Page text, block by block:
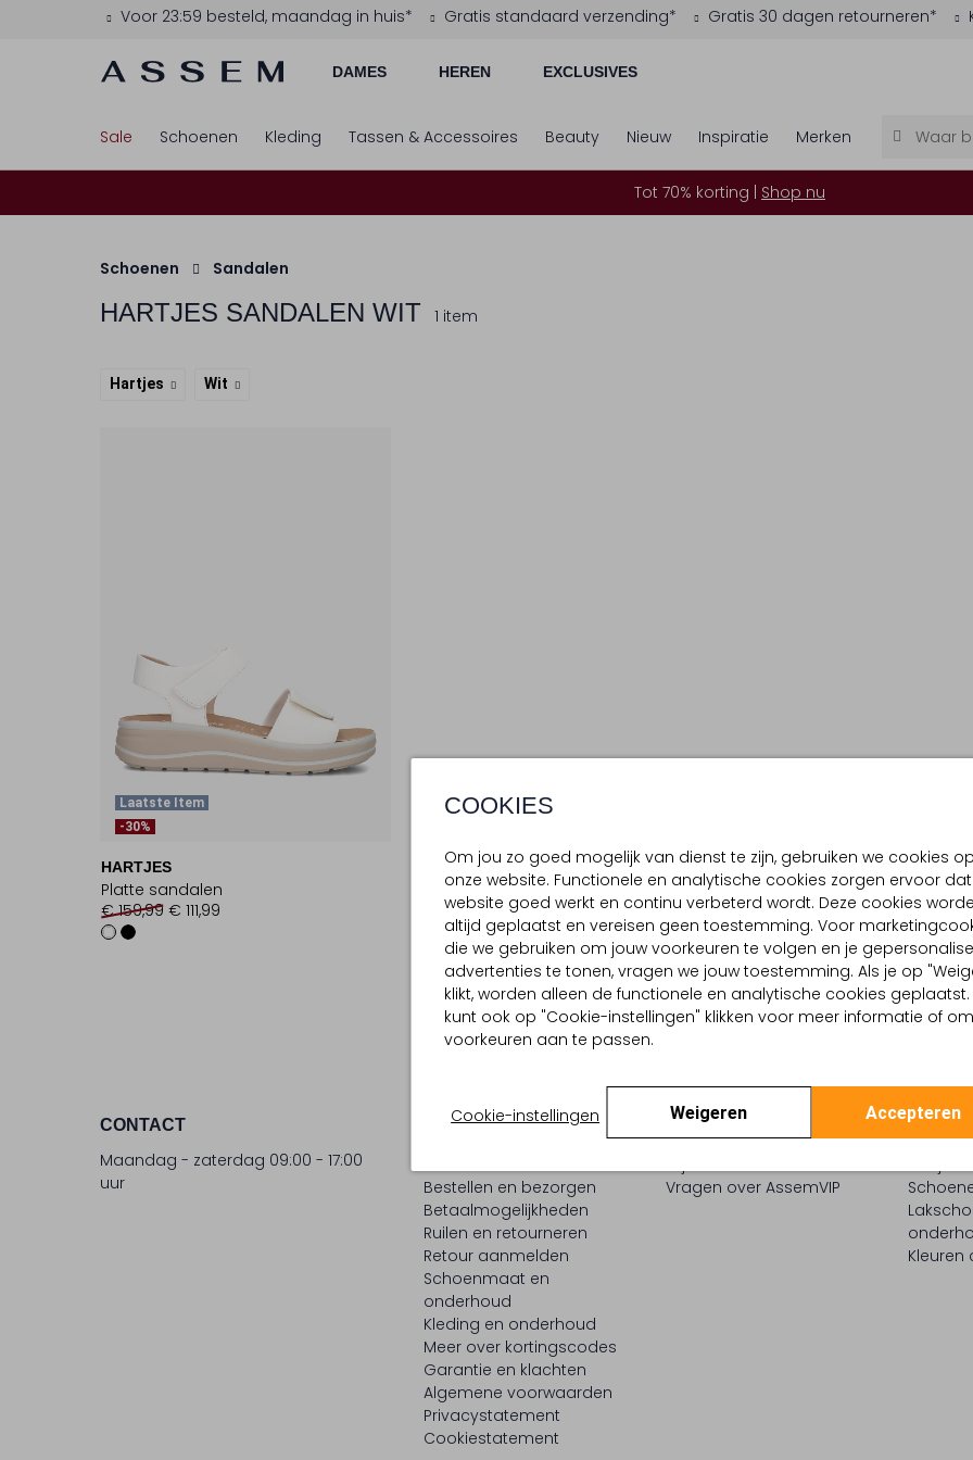
Voor 23:59 besteld, maandag in huis* Gratis standaard verzending* Gratis 30 dagen retourneren*
DAMES HEREN EXCLUSIVES
COOKIES
Om jou zo goed mogelijk van dienst te zijn, gebruiken we cookies op
onze website. Functionele en analytische cookies zorgen ervoor
website goed werkt en continu verbeterd wordt. Deze cookies
altijd geplaatst en vereisen geen toestemming. Voor
die we gebruiken om jouw voorkeuren te volgen en je
advertenties te tonen, vragen we jouw toestemming. Als je op
klikt, worden alleen de functionele en analytische cookies geplaatst.
kunt ook op "Cookie-instellingen" klikken voor meer informatie of
voorkeuren aan te passen.
Cookie-instellingen Weigeren Accepteren
Sale Schoenen Kleding Tassen & Accessoires Beauty Nieuw Inspiratie Merken
Tot 70% korting | Shop nu
Schoenen Sandalen
HARTJES SANDALEN WIT 1 item
Hartjes Wit
Laatste Item
-30%
HARTJES
Platte sandalen
€ 159,99 € 111,99
CONTACT
Maandag - zaterdag 09:00 - 17:00
uur
KLANTENSERVICE
Bestellen en bezorgen
Betaalmogelijkheden
Ruilen en retourneren
Retour aanmelden
Schoenmaat en
onderhoud
Kleding en onderhoud
Meer over kortingscodes
Garantie en klachten
Algemene voorwaarden
Privacystatement
Cookiestatement
ASSEMVIP
Vragen over AssemVIP